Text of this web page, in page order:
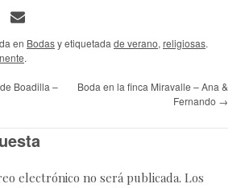
en Bodasy etiquetada de verano, religiosas.
.
Boadilla –
Boda en la finca Miravalle – Ana &
Fernando →
electrónico no será publicada. Los